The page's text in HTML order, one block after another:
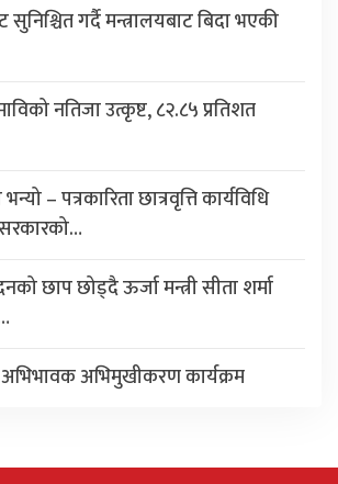
गर्दै मन्त्रालयबाट बिदा भएकी
नतिजा उत्कृष्ट, ८२.८५ प्रतिशत
– पत्रकारिता छात्रवृत्ति कार्यविधि
छाप छोड्दै ऊर्जा मन्त्री सीता शर्मा
अभिमुखीकरण कार्यक्रम